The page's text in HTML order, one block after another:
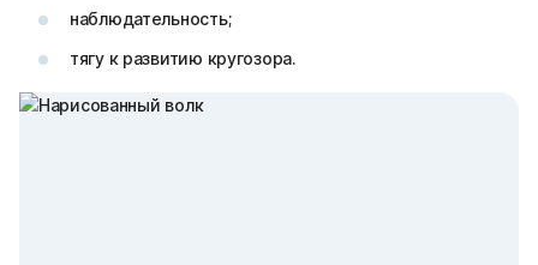
наблюдательность;
тягу к развитию кругозора.